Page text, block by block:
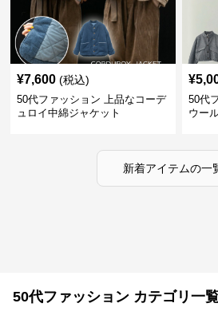
¥7,600 (税込)
50代ファッション 上品なコーデ
ュロイ中綿ジャケット
¥
50代
ウー
新着アイテムの一
50代ファッション カテゴリ一